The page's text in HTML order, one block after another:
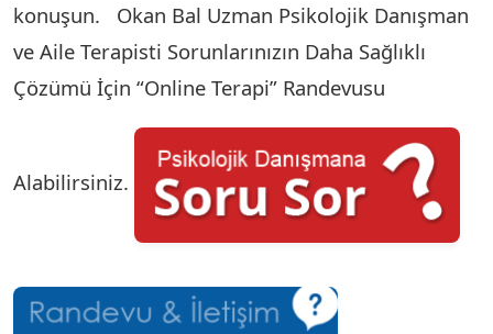
konuşun. Okan Bal Uzman Psikolojik Danışman
ve Aile Terapisti Sorunlarınızın Daha Sağlıklı
Çözümü İçin “Online Terapi” Randevusu
Alabilirsiniz.